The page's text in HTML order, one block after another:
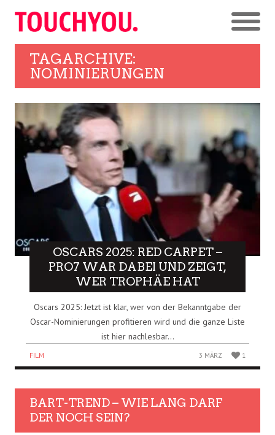
TAGARCHIVE:
NOMINIERUNGEN
OSCARS 2025: RED CARPET –
PRO7 WAR DABEI UND ZEIGT,
WER TROPHÄE HAT
Oscars 2025: Jetzt ist klar, wer von der Bekanntgabe der
Oscar-Nominierungen profitieren wird und die ganze Liste
ist hier nachlesbar...
FILM 3 MÄRZ 1
BART-TREND – WIE LANG DARF
DER NOCH SEIN?